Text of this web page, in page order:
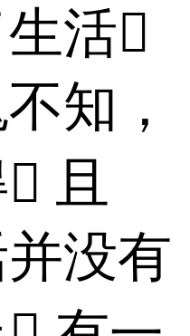
活
知，
且
没有